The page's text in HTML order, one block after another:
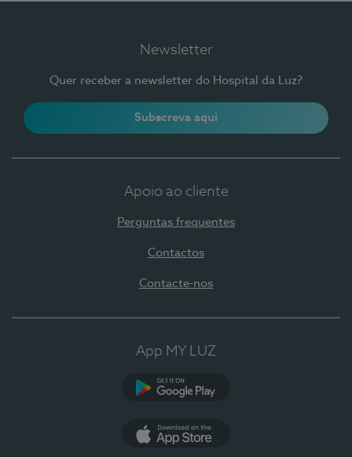
Newsletter
Quer receber a newsletter do Hospital da Luz?
Subscreva aqui
Apoio ao cliente
Perguntas frequentes
Contactos
Contacte-nos
App MY LUZ